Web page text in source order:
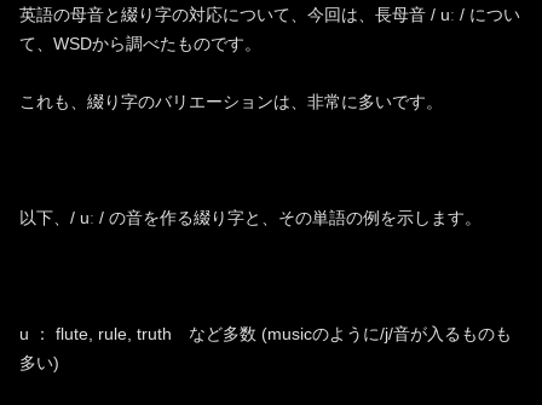
ス
キ
英語の母音と綴り字の対応について、今回は、長母音 / uː / につい
て、WSDから調べたものです。
これも、綴り字のバリエーションは、非常に多いです。
以下、/ uː / の音を作る綴り字と、その単語の例を示します。
u ： flute, rule, truth など多数 (musicのように/j/音が入るものも
多い)